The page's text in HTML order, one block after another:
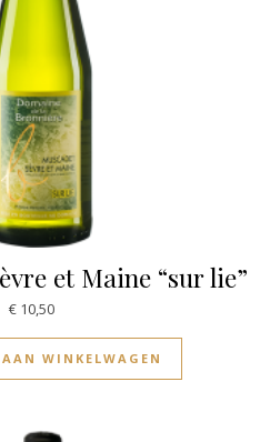
et Maine “sur lie”
€10,50
WINKELWAGEN